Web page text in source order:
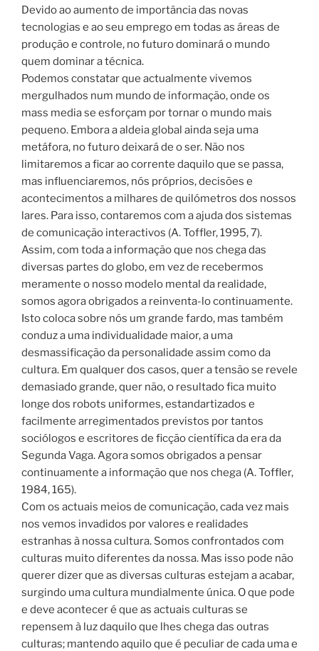
Devido ao aumento de importância das novas
tecnologias e ao seu emprego em todas as áreas de
produção e controle, no futuro dominará o mundo
quem dominar a técnica.
Podemos constatar que actualmente vivemos
mergulhados num mundo de informação, onde os
mass media se esforçam por tornar o mundo mais
pequeno. Embora a aldeia global ainda seja uma
metáfora, no futuro deixará de o ser. Não nos
limitaremos a ficar ao corrente daquilo que se passa,
mas influenciaremos, nós próprios, decisões e
acontecimentos a milhares de quilómetros dos nossos
lares. Para isso, contaremos com a ajuda dos sistemas
de comunicação interactivos (A. Toffler, 1995, 7).
Assim, com toda a informação que nos chega das
diversas partes do globo, em vez de recebermos
meramente o nosso modelo mental da realidade,
somos agora obrigados a reinventa-lo continuamente.
Isto coloca sobre nós um grande fardo, mas também
conduz a uma individualidade maior, a uma
desmassificação da personalidade assim como da
cultura. Em qualquer dos casos, quer a tensão se revele
demasiado grande, quer não, o resultado fica muito
longe dos robots uniformes, estandartizados e
facilmente arregimentados previstos por tantos
sociólogos e escritores de ficção científica da era da
Segunda Vaga. Agora somos obrigados a pensar
continuamente a informação que nos chega (A. Toffler,
1984, 165).
Com os actuais meios de comunicação, cada vez mais
nos vemos invadidos por valores e realidades
estranhas à nossa cultura. Somos confrontados com
culturas muito diferentes da nossa. Mas isso pode não
querer dizer que as diversas culturas estejam a acabar,
surgindo uma cultura mundialmente única. O que pode
e deve acontecer é que as actuais culturas se
repensem à luz daquilo que lhes chega das outras
culturas; mantendo aquilo que é peculiar de cada uma e